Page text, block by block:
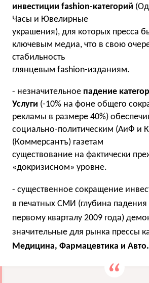
инвестиции fashion-категорий
Часы и Ювелирные
украшения), для которых пресса
ключевым медиа, что в свою
стабильность
глянцевым fashion-изданиям.
- незначительное падение
Услуги (-10% на фоне общего
рекламы в размере 40%)
социально-политическим (АиФ и
(Коммерсантъ) газетам
существование на фактически
«докризисном» уровне.
- существенное сокращение
в печатных СМИ (глубина падения
первому кварталу 2009 года)
значительные для рынка прессы
Медицина, Фармацевтика и Авто.